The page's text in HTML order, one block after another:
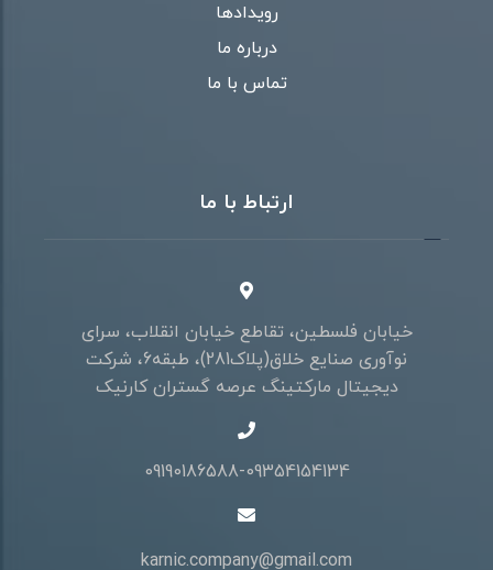
رویدادها
درباره ما
تماس با ما
ارتباط با ما
خیابان فلسطین، تقاطع خیابان انقلاب، سرای
نوآوری صنایع خلاق(پلاک281)، طبقه6، شرکت
دیجیتال مارکتینگ عرصه گستران کارنیک
09190186588-09354154134
karnic.company@gmail.com